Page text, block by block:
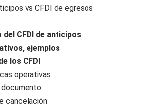
vs CFDI de egresos
del CFDI de anticipos
ejemplos
los CFDI
operativas
cancelación